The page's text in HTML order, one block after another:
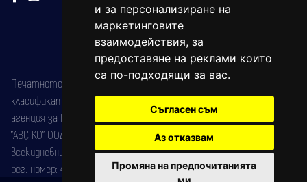
и за персонализиране на
маркетинговите
взаимодействия, за
предоставяне на реклами които
са по-подходящи за вас.
Съгласен съм
Аз отказвам
Промяна на предпочитанията
ми
Печатното издание на вестника е регистрирано в националния
класификатор на печатните издания (Българска национална
агенция за ISSN) под номер: ISSN 1312-4722.
"АВС КО" ООД е притежател на марката: Вяра информационен
всекидневник на югозападна България, със свидетелство за марка
рег. номер: 47857/11.05.2004 година.